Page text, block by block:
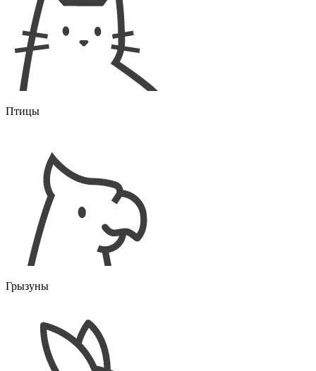
Птицы
Грызуны